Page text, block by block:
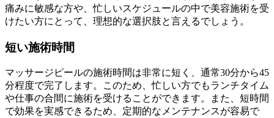
痛みに敏感な方や、忙しいスケジュールの中で美容施術を受
けたい方にとって、理想的な選択肢と言えるでしょう。
短い施術時間
マッサージピールの施術時間は非常に短く、通常30分から45
分程度で完了します。このため、忙しい方でもランチタイム
や仕事の合間に施術を受けることができます。また、短時間
で効果を実感できるため、定期的なメンテナンスが容易で